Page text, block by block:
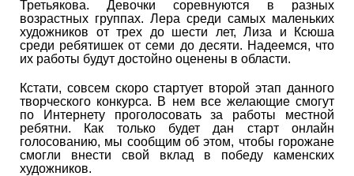
Третьякова. Девочки соревнуются в разных
возрастных группах. Лера среди самых маленьких
художников от трех до шести лет, Лиза и Ксюша
среди ребятишек от семи до десяти. Надеемся, что
их работы будут достойно оценены в области.
Кстати, совсем скоро стартует второй этап данного
творческого конкурса. В нем все желающие смогут
по Интернету проголосовать за работы местной
ребятни. Как только будет дан старт онлайн
голосованию, мы сообщим об этом, чтобы горожане
смогли внести свой вклад в победу каменских
художников.